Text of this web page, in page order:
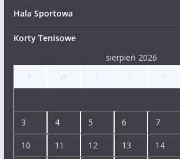
Hala Sportowa
Korty Tenisowe
sierpień 2026
3 4 5 6 7
10 11 12 13 14